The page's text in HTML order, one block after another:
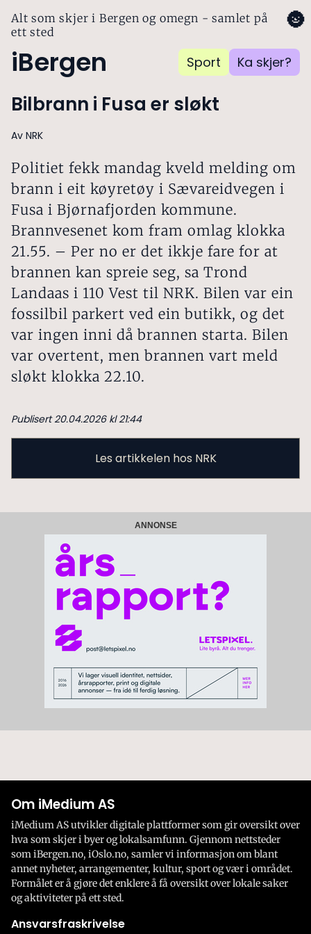
Alt som skjer i Bergen og omegn - samlet på
ett sted
iBergen Sport Ka skjer?
🌚
Bilbrann i Fusa er sløkt
Av NRK
Politiet fekk mandag kveld melding om
brann i eit køyretøy i Sævareidvegen i
Fusa i Bjørnafjorden kommune.
Brannvesenet kom fram omlag klokka
21.55. – Per no er det ikkje fare for at
brannen kan spreie seg, sa Trond
Landaas i 110 Vest til NRK. Bilen var ein
fossilbil parkert ved ein butikk, og det
var ingen inni då brannen starta. Bilen
var overtent, men brannen vart meld
sløkt klokka 22.10.
Publisert 20.04.2026 kl 21:44
Les artikkelen hos NRK
ANNONSE
Om iMedium AS
iMedium AS utvikler digitale plattformer som gir oversikt over
hva som skjer i byer og lokalsamfunn. Gjennom nettsteder
som iBergen.no, iOslo.no, samler vi informasjon om blant
annet nyheter, arrangementer, kultur, sport og vær i området.
Formålet er å gjøre det enklere å få oversikt over lokale saker
og aktiviteter på ett sted.
Ansvarsfraskrivelse